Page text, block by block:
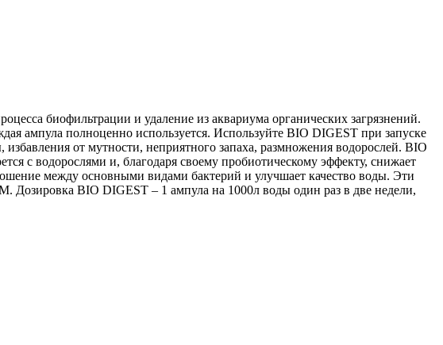
биофильтрации и удаление из аквариума органических загрязнений.
ампула полноценно используется. Используйте BIO DIGEST при запуске
от мутности, неприятного запаха, размножения водорослей. BIO
с водорослями и, благодаря своему пробиотическому эффекту, снижает
между основными видами бактерий и улучшает качество воды. Эти
Дозировка BIO DIGEST – 1 ампула на 1000л воды один раз в две недели,